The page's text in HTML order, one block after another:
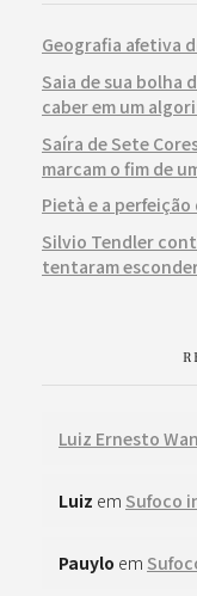
Geografia afetiva
Saia de sua bolha
caber em um
Saíra de Sete
marcam o fim de
Pietà e a
Silvio Tendler
tentaram
Luiz Ernesto
Luiz em Sufoco
Pauylo em